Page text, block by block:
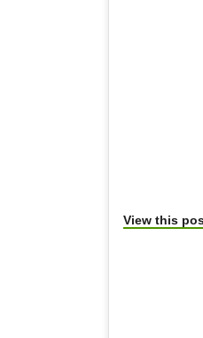
View this